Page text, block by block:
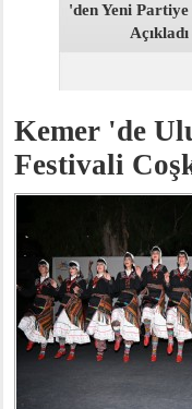
'den Yeni
Açıkladı
Kemer 'de
Festivali